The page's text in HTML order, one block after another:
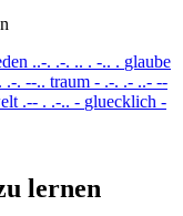
..-. .-. .. . -.. . glaube
.-. --.. traum - .-. .- ..- --
.-- . .-.. - gluecklich -
lernen